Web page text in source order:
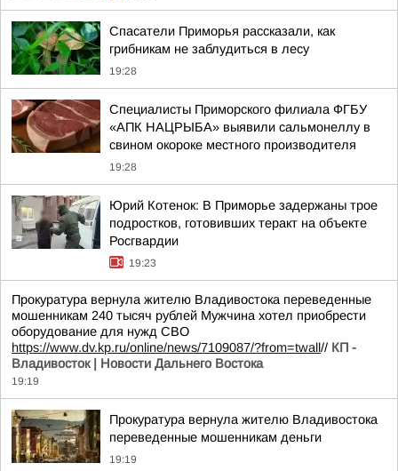
Спасатели Приморья рассказали, как
грибникам не заблудиться в лесу
19:28
Специалисты Приморского филиала ФГБУ
«АПК НАЦРЫБА» выявили сальмонеллу в
свином окороке местного производителя
19:28
Юрий Котенок: В Приморье задержаны трое
подростков, готовивших теракт на объекте
Росгвардии
19:23
Прокуратура вернула жителю Владивостока переведенные
мошенникам 240 тысяч рублей Мужчина хотел приобрести
оборудование для нужд СВО
https://www.dv.kp.ru/online/news/7109087/?from=twall// КП -
Владивосток | Новости Дальнего Востока
19:19
Прокуратура вернула жителю Владивостока
переведенные мошенникам деньги
19:19